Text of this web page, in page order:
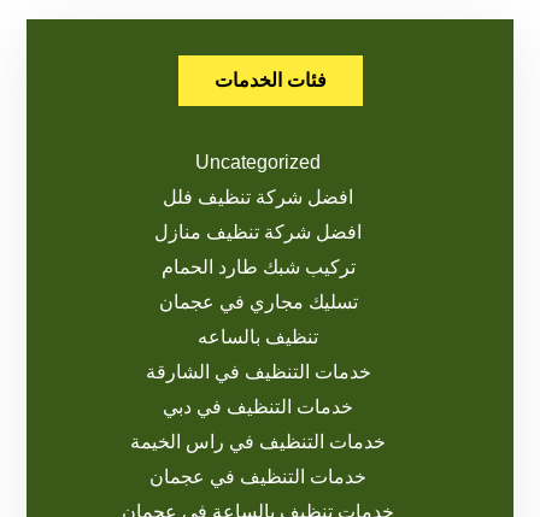
فئات الخدمات
Uncategorized
افضل شركة تنظيف فلل
افضل شركة تنظيف منازل
تركيب شبك طارد الحمام
تسليك مجاري في عجمان
تنظيف بالساعه
خدمات التنظيف في الشارقة
خدمات التنظيف في دبي
خدمات التنظيف في راس الخيمة
خدمات التنظيف في عجمان
خدمات تنظيف بالساعة في عجمان